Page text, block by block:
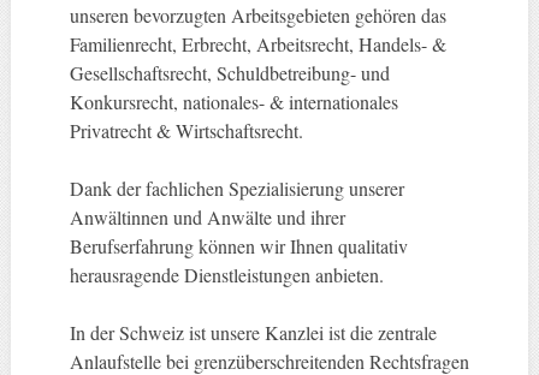
unseren bevorzugten Arbeitsgebieten gehören das
Familienrecht, Erbrecht, Arbeitsrecht, Handels- &
Gesellschaftsrecht, Schuldbetreibung- und
Konkursrecht, nationales- & internationales
Privatrecht & Wirtschaftsrecht.
Dank der fachlichen Spezialisierung unserer
Anwältinnen und Anwälte und ihrer
Berufserfahrung können wir Ihnen qualitativ
herausragende Dienstleistungen anbieten.
In der Schweiz ist unsere Kanzlei ist die zentrale
Anlaufstelle bei grenzüberschreitenden Rechtsfragen